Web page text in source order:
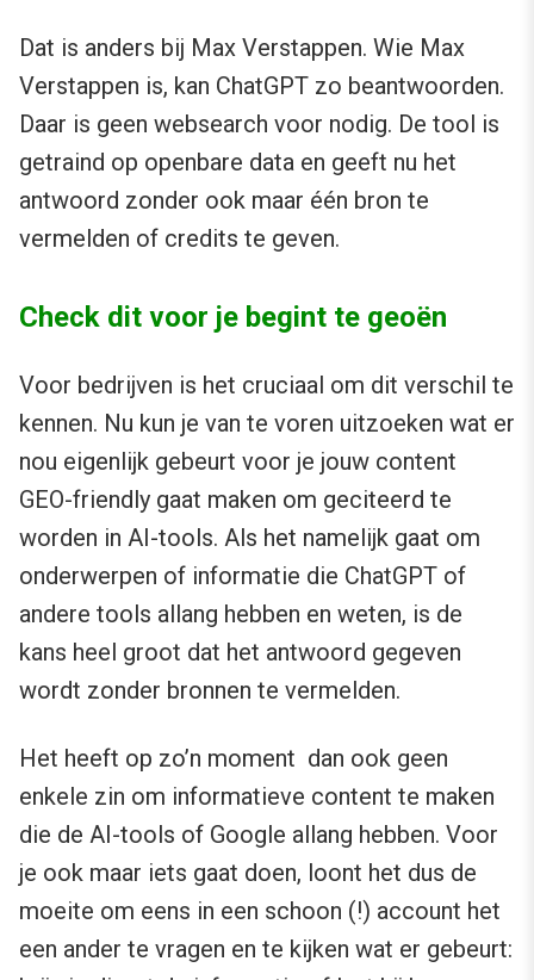
Dat is anders bij Max Verstappen. Wie Max
Verstappen is, kan ChatGPT zo beantwoorden.
Daar is geen websearch voor nodig. De tool is
getraind op openbare data en geeft nu het
antwoord zonder ook maar één bron te
vermelden of credits te geven.
Check dit voor je begint te geoën
Voor bedrijven is het cruciaal om dit verschil te
kennen. Nu kun je van te voren uitzoeken wat er
nou eigenlijk gebeurt voor je jouw content
GEO-friendly gaat maken om geciteerd te
worden in AI-tools. Als het namelijk gaat om
onderwerpen of informatie die ChatGPT of
andere tools allang hebben en weten, is de
kans heel groot dat het antwoord gegeven
wordt zonder bronnen te vermelden.
Het heeft op zo’n moment dan ook geen
enkele zin om informatieve content te maken
die de AI-tools of Google allang hebben. Voor
je ook maar iets gaat doen, loont het dus de
moeite om eens in een schoon (!) account het
een ander te vragen en te kijken wat er gebeurt: